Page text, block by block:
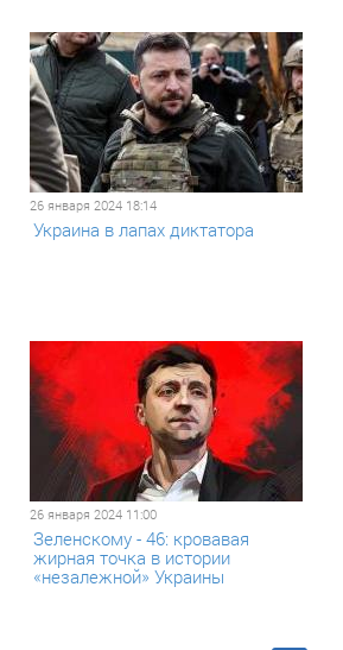
26 января 2024 18:14
Украина в лапах диктатора
26 января 2024 11:00
Зеленскому - 46: кровавая
жирная точка в истории
«незалежной» Украины